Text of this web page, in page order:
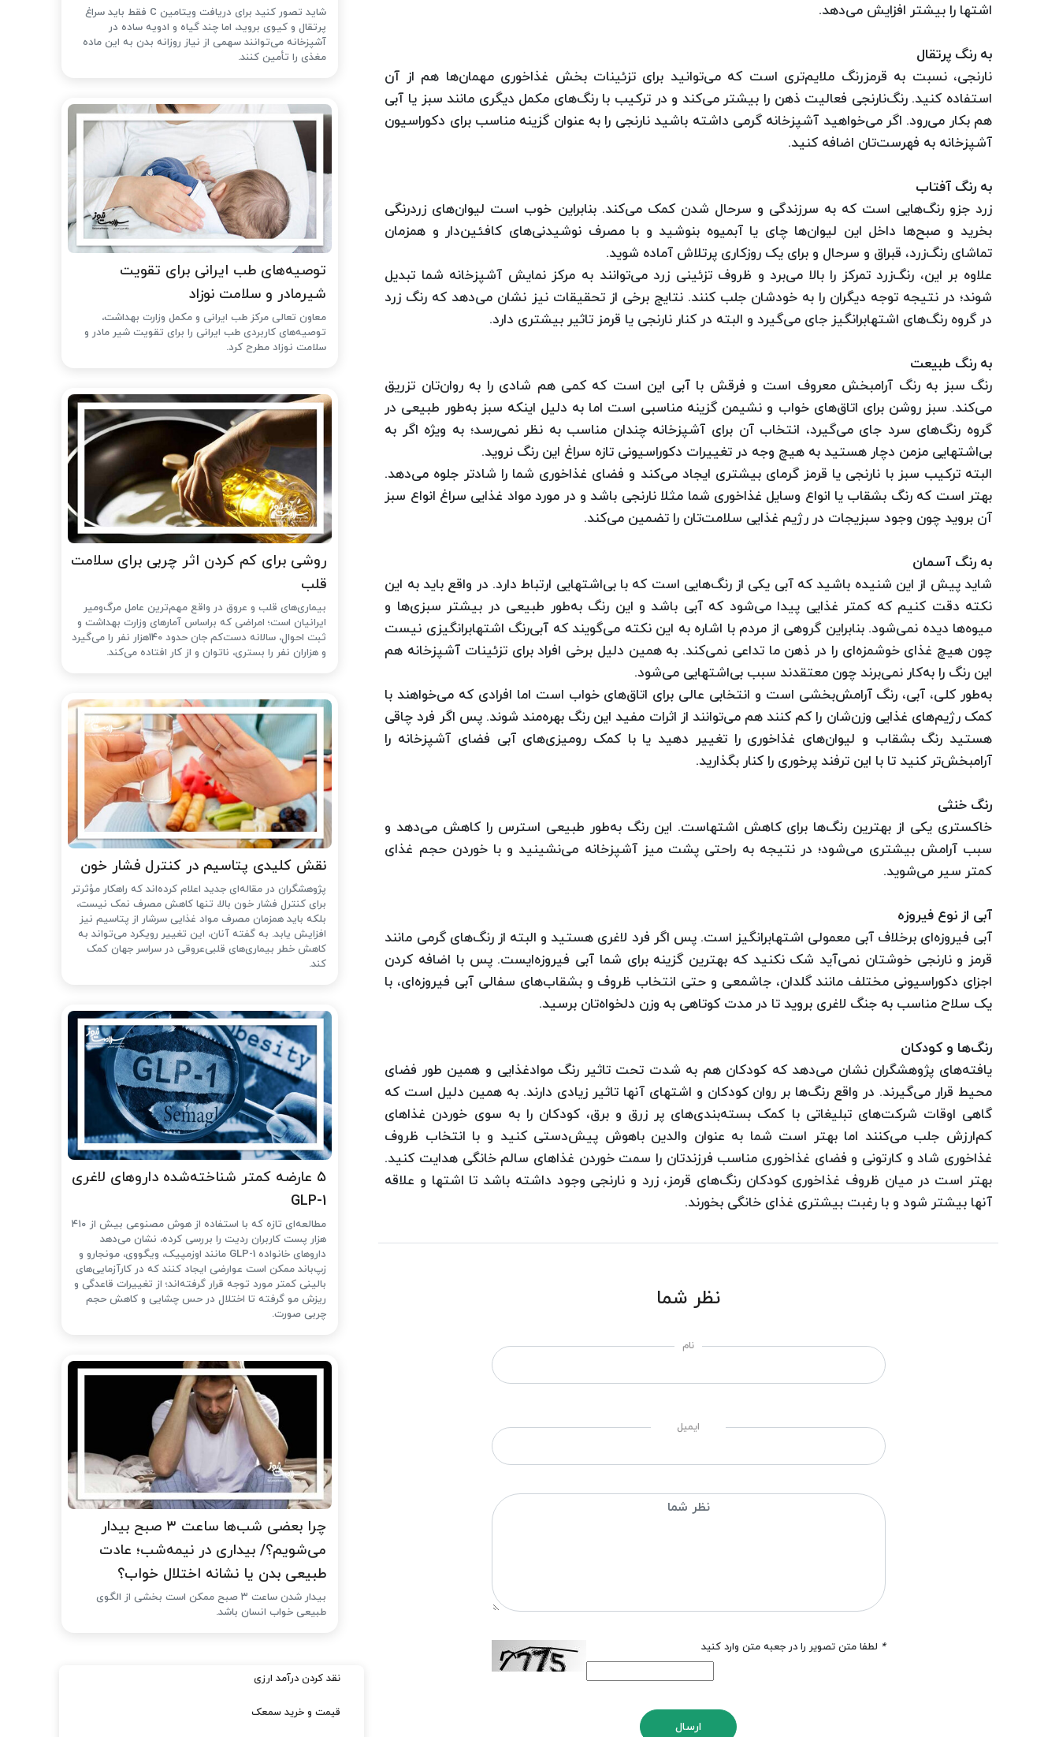
اشتها را بیشتر افزایش می‌دهد.
به رنگ پرتقال
نارنجی، نسبت به قرمزرنگ ملایم‌تری است که می‌توانید برای تزئینات بخش غذاخوری مهمان‌ها هم از آن
استفاده کنید. رنگ‌نارنجی فعالیت ذهن را بیشتر می‌کند و در ترکیب با رنگ‌های مکمل دیگری مانند سبز یا آبی
هم بکار می‌رود. اگر می‌خواهید آشپزخانه گرمی‌ داشته باشید نارنجی را به عنوان گزینه مناسب برای دکوراسیون
آشپزخانه به فهرست‌تان اضافه کنید.
به رنگ آفتاب
زرد جزو رنگ‌هایی است که به سرزندگی و سرحال شدن کمک می‌کند. بنابراین خوب است لیوان‌های زردرنگی
بخرید و صبح‌ها داخل این لیوان‌ها چای یا آبمیوه بنوشید و با مصرف نوشیدنی‌های کافئین‌دار و همزمان
تماشای رنگ‌زرد، قبراق و سرحال و برای یک روزکاری پرتلاش‌ آماده شوید.
علاوه بر این، رنگ‌زرد تمرکز را بالا می‌برد و ظروف تزئینی زرد می‌توانند به مرکز نمایش آشپزخانه شما تبدیل
شوند؛ در نتیجه توجه دیگران را به خودشان جلب کنند. نتایج برخی از تحقیقات نیز نشان می‌دهد که رنگ زرد
در گروه رنگ‌های اشتهابرانگیز جای می‌گیرد و البته در کنار نارنجی یا قرمز تاثیر بیشتری دارد.
به رنگ طبیعت
رنگ سبز به رنگ آرامبخش معروف است و فرقش با آبی این است که کمی ‌هم شادی را به روان‌تان تزریق
می‌کند. سبز روشن برای اتاق‌های خواب و نشیمن گزینه مناسبی است ‌اما به دلیل اینکه سبز به‌‌طور طبیعی در
گروه رنگ‌های سرد جای می‌گیرد، انتخاب آن برای آشپزخانه چندان مناسب به نظر نمی‌رسد؛ به ویژه اگر به
بی‌اشتهایی مزمن دچار هستید به هیچ وجه در تغییرات دکوراسیونی تازه سراغ این رنگ نروید.
البته ترکیب سبز با نارنجی یا قرمز گرمای بیشتری ایجاد می‌کند و فضای غذاخوری شما را شاد‌تر جلوه می‌دهد.
بهتر است که رنگ بشقاب یا انواع وسایل غذاخوری شما مثلا نارنجی باشد و در مورد مواد غذایی سراغ انواع سبز
آن بروید چون وجود سبزیجات در رژیم غذایی سلامت‌تان را تضمین می‌کند.
به رنگ آسمان
شاید پیش از این شنیده باشید که آبی یکی از رنگ‌هایی است که با بی‌اشتهایی ارتباط دارد. در واقع باید به این
نکته دقت کنیم که کمتر غذایی پیدا می‌شود که آبی باشد و این رنگ به‌‌طور طبیعی در بیشتر سبزی‌ها و
میوه‌ها دیده نمی‌شود. بنابراین گروهی از مردم با اشاره به این نکته می‌گویند که آبی‌رنگ اشتهابرانگیزی نیست
چون هیچ غذای خوشمزه‌ای را در ذهن ما تداعی نمی‌کند. به همین دلیل برخی افراد برای تزئینات آشپزخانه هم
این رنگ را به‌کار نمی‌برند چون معتقدند سبب بی‌اشتهایی می‌شود.
به‌طور کلی، آبی، ‌رنگ آرامش‌بخشی است و انتخابی عالی برای اتاق‌های خواب است‌ اما افرادی که می‌خواهند با
کمک رژیم‌های غذایی وزن‌شان را کم کنند هم می‌توانند از اثرات مفید این رنگ بهره‌مند شوند. پس اگر فرد چاقی
هستید رنگ بشقاب و لیوان‌های غذاخوری را تغییر دهید یا با کمک رومیزی‌های آبی فضای آشپزخانه را
آرامبخش‌تر کنید تا با این ترفند پرخوری را کنار بگذارید.
رنگ خنثی
خاکستری یکی از بهترین رنگ‌ها برای کاهش اشتهاست. این رنگ به‌‌طور طبیعی استرس را کاهش می‌دهد و
سبب آرامش بیشتری می‌شود؛ در نتیجه به راحتی پشت میز آشپزخانه می‌نشینید و با خوردن حجم غذای
کمتر سیر می‌شوید.
آبی از نوع فیروزه
آبی فیروزه‌ای برخلاف آبی معمولی اشتهابرانگیز است. پس اگر فرد لاغری هستید و البته از رنگ‌های گرمی ‌مانند
قرمز و نارنجی خوشتان نمی‌آید شک نکنید که بهترین گزینه برای شما آبی فیروزه‌ایست. پس با اضافه کردن
اجزای دکوراسیونی مختلف مانند گلدان، جاشمعی و حتی انتخاب ظروف و بشقاب‌های سفالی آبی فیروزه‌ای، با
یک سلاح مناسب به جنگ لاغری بروید تا در مدت کوتاهی به وزن دلخواه‌تان برسید.
رنگ‌ها و کودکان
یافته‌های پژوهشگران نشان می‌دهد که کودکان هم به شدت تحت تاثیر رنگ موادغذایی و همین طور فضای
محیط قرار می‌گیرند. در واقع رنگ‌ها بر روان کودکان و اشتهای آنها تاثیر زیادی دارند. به همین دلیل است که
گاهی اوقات شرکت‌های تبلیغاتی با کمک بسته‌بندی‌های پر زرق و برق، کودکان را به سوی خوردن غذاهای
کم‌ارزش جلب می‌کنند ‌اما بهتر است شما به عنوان والدین باهوش پیش‌دستی کنید و با انتخاب ظروف
غذاخوری شاد و کارتونی و فضای غذاخوری مناسب فرزندتان را سمت خوردن غذاهای سالم خانگی هدایت کنید.
بهتر است در میان ظروف غذاخوری کودکان رنگ‌های قرمز، زرد و نارنجی وجود داشته باشد تا اشتها و علاقه
آنها بیشتر شود و با رغبت بیشتری غذای خانگی بخورند.
نظر شما
نام
ایمیل
* لطفا متن تصویر را در جعبه متن وارد کنید
ارسال
شاید تصور کنید برای دریافت ویتامین C فقط باید سراغ
پرتقال و کیوی بروید، اما چند گیاه و ادویه ساده در
آشپزخانه می‌توانند سهمی از نیاز روزانه بدن به این ماده
مغذی را تأمین کنند.
توصیه‌های طب ایرانی برای تقویت
شیرمادر و سلامت نوزاد
معاون تعالی مرکز طب ایرانی و مکمل وزارت بهداشت،
توصیه‌های کاربردی طب ایرانی را برای تقویت شیر مادر و
سلامت نوزاد مطرح کرد.
روشی برای کم کردن اثر چربی برای سلامت
قلب
بیماری‌های قلب و عروق در واقع مهم‌ترین عامل مرگ‌ومیر
ایرانیان است؛ امراضی که براساس آمارهای وزارت بهداشت و
ثبت احوال، سالانه دست‌کم جان حدود 140هزار نفر را می‌گیرد
و هزاران نفر را بستری، ناتوان و از کار افتاده می‌کند.
نقش کلیدی پتاسیم در کنترل فشار خون
پژوهشگران در مقاله‌ای جدید اعلام کرده‌اند که راهکار مؤثرتر
برای کنترل فشار خون بالا، تنها کاهش مصرف نمک نیست،
بلکه باید همزمان مصرف مواد غذایی سرشار از پتاسیم نیز
افزایش یابد. به گفته آنان، این تغییر رویکرد می‌تواند به
کاهش خطر بیماری‌های قلبی‌عروقی در سراسر جهان کمک
کند.
۵ عارضه کمتر شناخته‌شده داروهای لاغری
GLP-1
مطالعه‌ای تازه که با استفاده از هوش مصنوعی بیش از ۴۱۰
هزار پست کاربران ردیت را بررسی کرده، نشان می‌دهد
داروهای خانواده GLP-1 مانند اوزمپیک، ویگووی، مونجارو و
زپ‌باند ممکن است عوارضی ایجاد کنند که در کارآزمایی‌های
بالینی کمتر مورد توجه قرار گرفته‌اند؛ از تغییرات قاعدگی و
ریزش مو گرفته تا اختلال در حس چشایی و کاهش حجم
چربی صورت.
چرا بعضی شب‌ها ساعت ۳ صبح بیدار
می‌شویم؟/ بیداری در نیمه‌شب؛ عادت
طبیعی بدن یا نشانه اختلال خواب؟
بیدار شدن ساعت ۳ صبح ممکن است بخشی از الگوی
طبیعی خواب انسان باشد.
نقد کردن درآمد ارزی
قیمت و خرید سمعک